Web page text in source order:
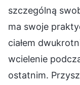
szczególną
ma swoje
ciałem
wcielenie
ostatnim.